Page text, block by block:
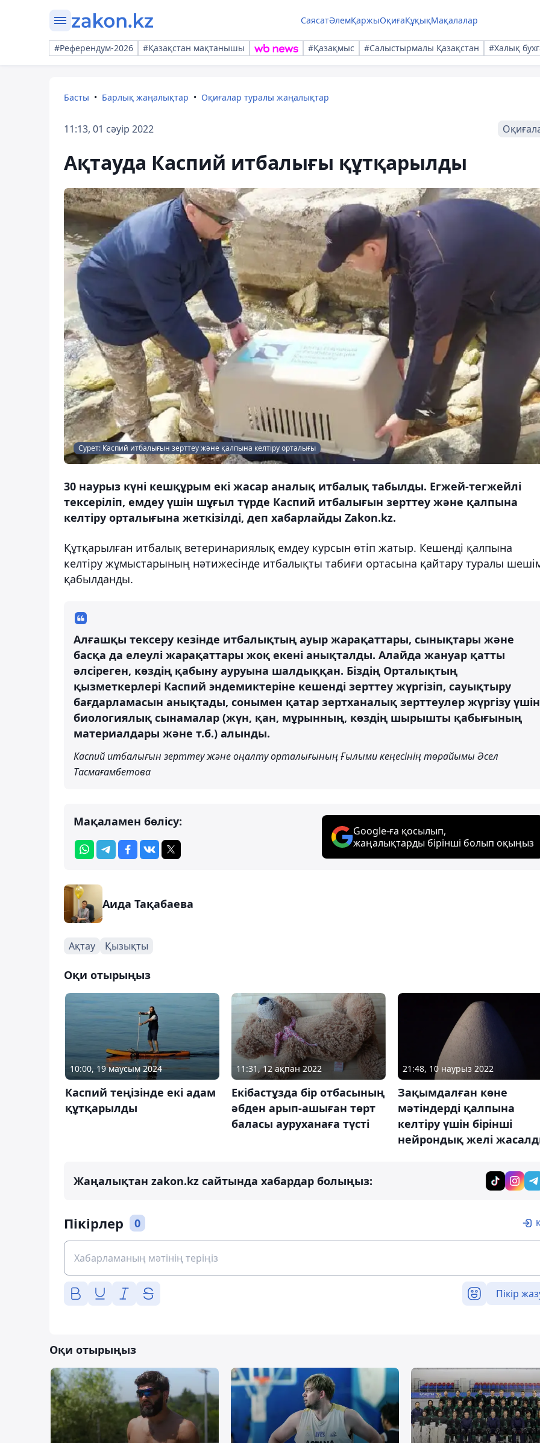
СаясатӘлемҚаржыОқиғаҚұқықМақалалар
#Референдум-2026 #Қазақстан мақтанышы #Қазақмыс #Салыстырмалы Қазақстан #Халық
Басты Барлық жаңалықтар Оқиғалар туралы жаңалықтар
11:13, 01 сәуір 2022
Ақтауда Каспий итбалығы құтқарылды
Сурет: Каспий итбалығын зерттеу және қалпына келтіру орталығы
30 наурыз күні кешқұрым екі жасар аналық итбалық табылды. Егжей-тегжейлі
тексеріліп, емдеу үшін шұғыл түрде Каспий итбалығын зерттеу және қалпына
келтіру орталығына жеткізілді, деп хабарлайды Zakon.kz.
Құтқарылған итбалық ветеринариялық емдеу курсын өтіп жатыр. Кешенді қалпына
келтіру жұмыстарының нәтижесінде итбалықты табиғи ортасына қайтару туралы
қабылданды.
Алғашқы тексеру кезінде итбалықтың ауыр жарақаттары, сынықтары және
басқа да елеулі жарақаттары жоқ екені анықталды. Алайда жануар қатты
әлсіреген, көздің қабыну ауруына шалдыққан. Біздің Орталықтың
қызметкерлері Каспий эндемиктеріне кешенді зерттеу жүргізіп, сауықтыру
бағдарламасын анықтады, сонымен қатар зертханалық зерттеулер жүргізу үшін
биологиялық сынамалар (жүн, қан, мұрынның, көздің шырышты қабығының
материалдары және т.б.) алынды.
Каспий итбалығын зерттеу және оңалту орталығының Ғылыми кеңесінің төрайымы Әсел
Тасмағамбетова
Мақаламен бөлісу:
Google-ға қосылып,
жаңалықтарды бірінші болып оқыңыз
Аида Тақабаева
Ақтау Қызықты
Оқи отырыңыз
10:00, 19 маусым 2024
Каспий теңізінде екі адам
құтқарылды
11:31, 12 ақпан 2022
Екібастұзда бір отбасының
әбден арып-ашыған төрт
баласы ауруханаға түсті
21:48, 10 наурыз 2022
Зақымдалған көне
мәтіндерді қалпына
келтіру үшін бірінші
нейрондық желі
Жаңалықтан zakon.kz сайтында хабардар болыңыз:
Пікірлер 0
Пікір
Оқи отырыңыз